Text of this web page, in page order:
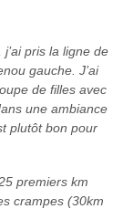
pris la ligne de
gauche. J’ai
de filles avec
une ambiance
plutôt bon pour
premiers km
crampes (30km